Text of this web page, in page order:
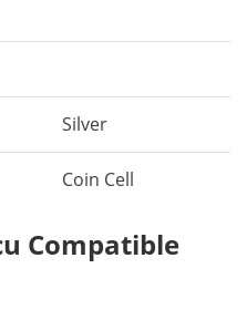
Silver
Coin Cell
Compatible